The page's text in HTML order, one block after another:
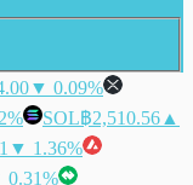
▼ 0.09%
SOL฿2,510.56 ▲
▼ 1.36%
0.31%